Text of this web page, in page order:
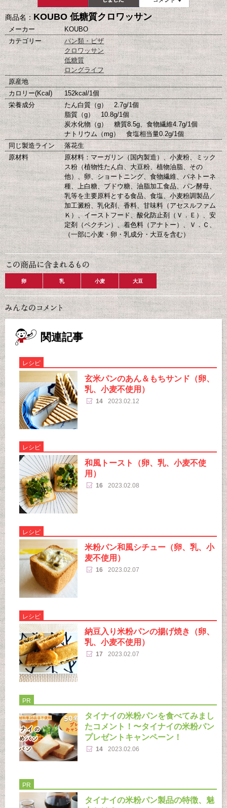
商品名：KOUBO 低糖質クロワッサン
メーカー
KOUBO
カテゴリー
パン類・ピザ
クロワッサン
低糖質
ロングライフ
原産地
カロリー(Kcal)
152kcal/1個
栄養成分
たん白質（g） 2.7g/1個
脂質（g） 10.8g/1個
炭水化物（g） 糖質8.5g、食物繊維4.7g/1個
ナトリウム（mg） 食塩相当量0.2g/1個
同じ製造ライン
落花生
原材料
原材料：マーガリン（国内製造）、小麦粉、ミック
ス粉（植物性たん白、大豆粉、植物油脂、その
他）、卵、ショートニング、食物繊維、パネトーネ
種、上白糖、ブドウ糖、油脂加工食品、パン酵母、
乳等を主要原料とする食品、食塩、小麦粉調製品／
加工澱粉、乳化剤、香料、甘味料（アセスルファム
Ｋ）、イーストフード、酸化防止剤（Ｖ．Ｅ）、安
定剤（ペクチン）、着色料（アナトー）、Ｖ．Ｃ、
（一部に小麦・卵・乳成分・大豆を含む）
卵 乳 小麦 大豆
関連記事
レシピ
玄米パンのあん＆もちサンド（卵、
乳、小麦不使用）
14 2023.02.12
レシピ
和風トースト（卵、乳、小麦不使
用）
16 2023.02.08
レシピ
米粉パン和風シチュー（卵、乳、小
麦不使用）
16 2023.02.07
レシピ
納豆入り米粉パンの揚げ焼き（卵、
乳、小麦不使用）
17 2023.02.07
PR
タイナイの米粉パンを食べてみまし
たコメント！〜タイナイの米粉パン
プレゼントキャンペーン！
14 2023.02.06
PR
タイナイの米粉パン製品の特徴、魅